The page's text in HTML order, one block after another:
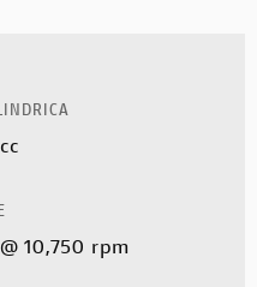
10,750 rpm